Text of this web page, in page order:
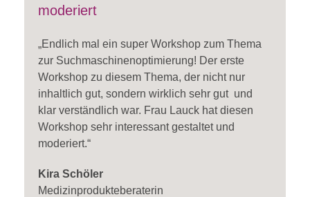
moderiert
„Endlich mal ein super Workshop zum Thema
zur Suchmaschinenoptimierung! Der erste
Workshop zu diesem Thema, der nicht nur
inhaltlich gut, sondern wirklich sehr gut und
klar verständlich war. Frau Lauck hat diesen
Workshop sehr interessant gestaltet und
moderiert.“
Kira Schöler
Medizinprodukteberaterin